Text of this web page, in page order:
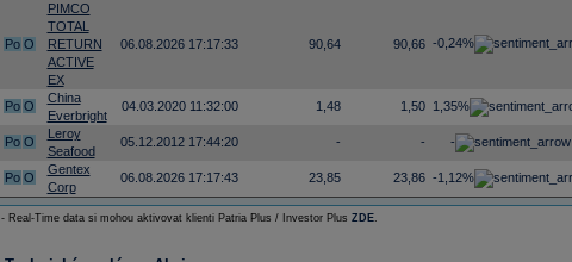
Po O
PIMCO
TOTAL
RETURN
ACTIVE
EX
06.08.2026 17:17:33 90,64 90,66 -0,24%
Po O
China
Everbright
04.03.2020 11:32:00 1,48 1,50 1,35%
Po O
Leroy
Seafood
05.12.2012 17:44:20 - - -
Po O
Gentex
Corp
06.08.2026 17:17:43 23,85 23,86 -1,12%
- Real-Time data si mohou aktivovat klienti Patria Plus / Investor Plus ZDE.